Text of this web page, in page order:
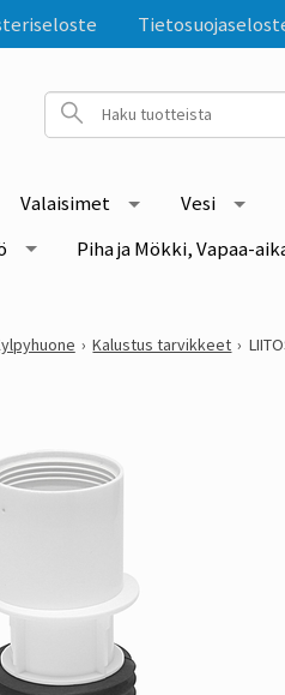
Valaisimet Vesi
Piha ja Mökki, Vapaa-
Kalustus tarvikkeet